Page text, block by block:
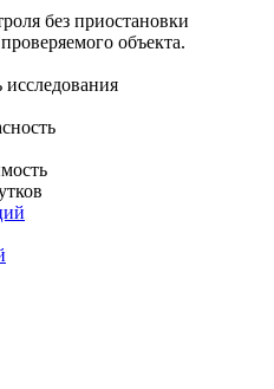
без приостановки
объекта.